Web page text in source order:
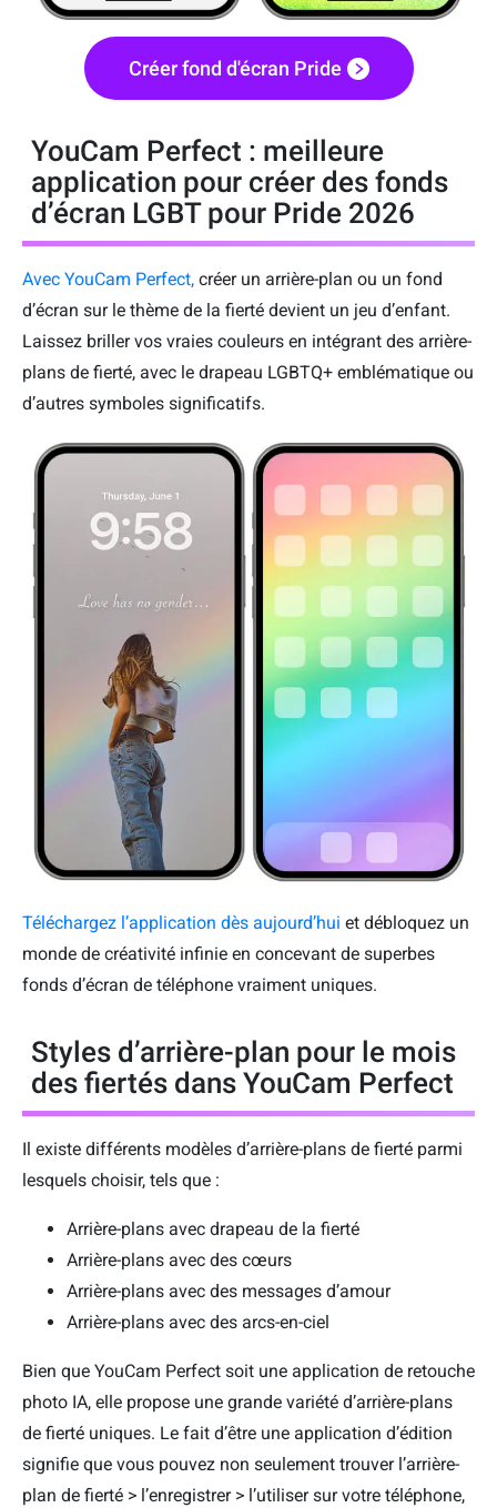
Créer fond d'écran Pride
YouCam Perfect : meilleure
application pour créer des fonds
d’écran LGBT pour Pride 2026
Avec YouCam Perfect, créer un arrière-plan ou un fond
d’écran sur le thème de la fierté devient un jeu d’enfant.
Laissez briller vos vraies couleurs en intégrant des arrière-
plans de fierté, avec le drapeau LGBTQ+ emblématique ou
d’autres symboles significatifs.
Téléchargez l’application dès aujourd’hui et débloquez un
monde de créativité infinie en concevant de superbes
fonds d’écran de téléphone vraiment uniques.
Styles d’arrière-plan pour le mois
des fiertés dans YouCam Perfect
Il existe différents modèles d’arrière-plans de fierté parmi
lesquels choisir, tels que :
Arrière-plans avec drapeau de la fierté
Arrière-plans avec des cœurs
Arrière-plans avec des messages d’amour
Arrière-plans avec des arcs-en-ciel
Bien que YouCam Perfect soit une application de retouche
photo IA, elle propose une grande variété d’arrière-plans
de fierté uniques. Le fait d’être une application d’édition
signifie que vous pouvez non seulement trouver l’arrière-
plan de fierté > l’enregistrer > l’utiliser sur votre téléphone,